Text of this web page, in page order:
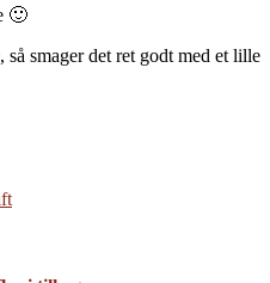
🙂
så smager det ret godt med et lille